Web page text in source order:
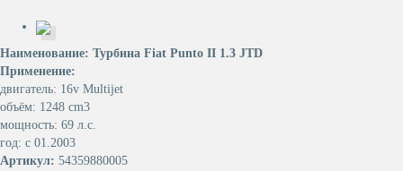
Наименование: Турбина Fiat Puntо II 1.3 JTD
Применение:
двигатель: 16v Multijet
объём: 1248 cm3
мощность: 69 л.с.
год: с 01.2003
Артикул: 54359880005